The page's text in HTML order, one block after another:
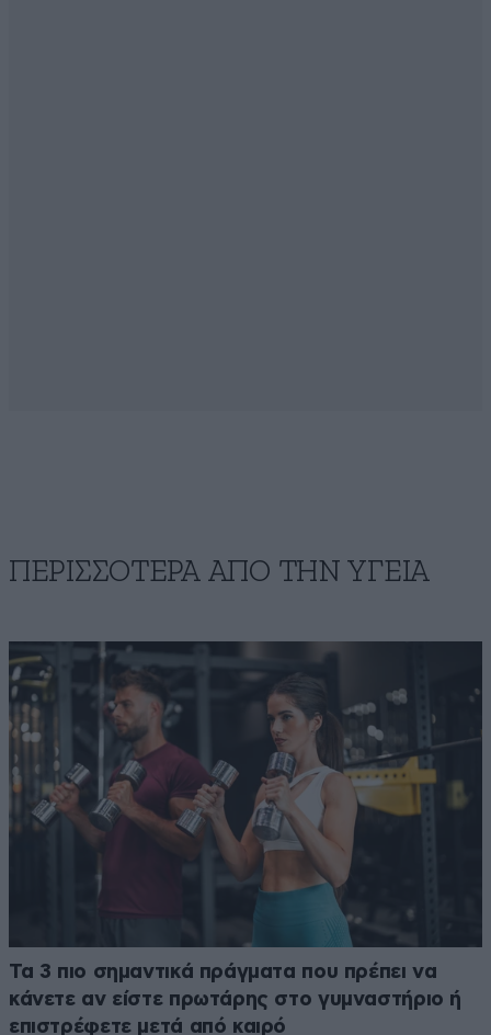
ΠΕΡΙΣΣΟΤΕΡΑ ΑΠΟ ΤΗΝ ΥΓΕΙΑ
Τα 3 πιο σημαντικά πράγματα που πρέπει να
κάνετε αν είστε πρωτάρης στο γυμναστήριο ή
επιστρέφετε μετά από καιρό